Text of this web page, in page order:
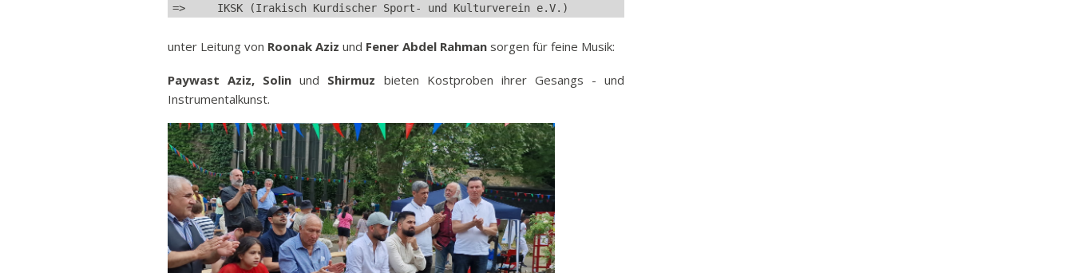
=>     IKSK (Irakisch Kurdischer Sport- und Kulturverein e.V.)
unter Leitung von Roonak Aziz und Fener Abdel Rahman sorgen für feine Musik:
Paywast Aziz, Solin und Shirmuz bieten Kostproben ihrer Gesangs - und
Instrumentalkunst.